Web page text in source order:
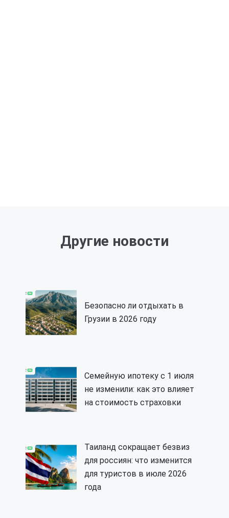
Другие новости
Безопасно ли отдыхать в
Грузии в 2026 году
Семейную ипотеку с 1 июля
не изменили: как это влияет
на стоимость страховки
Таиланд сокращает безвиз
для россиян: что изменится
для туристов в июле 2026
года